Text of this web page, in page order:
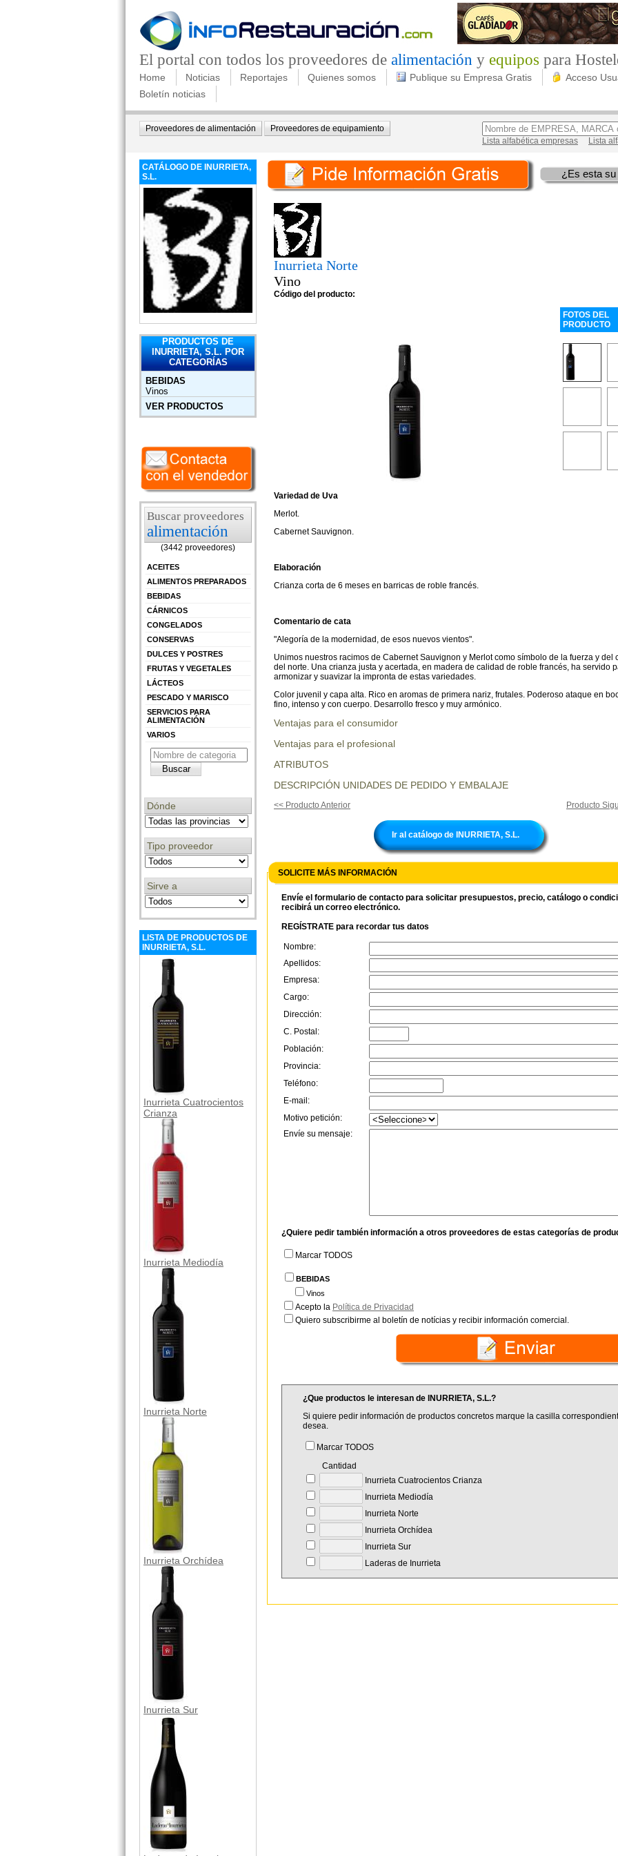
El portal con todos los proveedores de alimentación y equipos para
Home Noticias Reportajes Quienes somos Publique su Empresa Gratis
Acceso
Boletín noticias
Proveedores de alimentación
Proveedores de equipamiento
Lista alfabética empresas
Lista
CATÁLOGO DE INURRIETA,
S.L.
PRODUCTOS DE
INURRIETA, S.L. POR
CATEGORÍAS
BEBIDAS
Vinos
VER PRODUCTOS
Buscar proveedores
alimentación
(3442 proveedores)
ACEITES
ALIMENTOS PREPARADOS
BEBIDAS
CÁRNICOS
CONGELADOS
CONSERVAS
DULCES Y POSTRES
FRUTAS Y VEGETALES
LÁCTEOS
PESCADO Y MARISCO
SERVICIOS PARA
ALIMENTACIÓN
VARIOS
Dónde
Tipo proveedor
Sirve a
LISTA DE PRODUCTOS DE
INURRIETA, S.L.
Inurrieta Cuatrocientos
Crianza
Inurrieta Mediodía
Inurrieta Norte
Inurrieta Orchídea
Inurrieta Sur
¿Es esta
Inurrieta Norte
Vino
Código del producto:
FOTOS DEL
PRODUCTO
Variedad de Uva
Merlot.
Cabernet Sauvignon.
Elaboración
Crianza corta de 6 meses en barricas de roble francés.
Comentario de cata
"Alegoría de la modernidad, de esos nuevos vientos".
Unimos nuestros racimos de Cabernet Sauvignon y Merlot como símbolo de la fuerza y del
del norte. Una crianza justa y acertada, en madera de calidad de roble francés, ha servido
armonizar y suavizar la impronta de estas variedades.
Color juvenil y capa alta. Rico en aromas de primera nariz, frutales. Poderoso ataque en
fino, intenso y con cuerpo. Desarrollo fresco y muy armónico.
Ventajas para el consumidor
Ventajas para el profesional
ATRIBUTOS
DESCRIPCIÓN UNIDADES DE PEDIDO Y EMBALAJE
<< Producto Anterior Producto
Ir al catálogo de INURRIETA, S.L.
SOLICITE MÁS INFORMACIÓN
Envíe el formulario de contacto para solicitar presupuestos, precio, catálogo o
recibirá un correo electrónico.
REGÍSTRATE para recordar tus datos
Nombre:
Apellidos:
Empresa:
Cargo:
Dirección:
C. Postal:
Población:
Provincia:
Teléfono:
E-mail:
Motivo petición:
Envíe su mensaje:
¿Quiere pedir también información a otros proveedores de estas categorías de
Marcar TODOS
BEBIDAS
Vinos
Acepto la Política de Privacidad
Quiero subscribirme al boletín de notícias y recibir información comercial.
¿Que productos le interesan de INURRIETA, S.L.?
Si quiere pedir información de productos concretos marque la casilla
desea.
Marcar TODOS
Cantidad
Inurrieta Cuatrocientos Crianza
Inurrieta Mediodía
Inurrieta Norte
Inurrieta Orchídea
Inurrieta Sur
Laderas de Inurrieta